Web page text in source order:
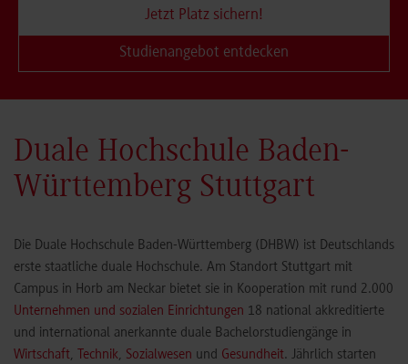
Jetzt Platz sichern!
Studienangebot entdecken
Duale Hochschule Baden-
Württemberg Stuttgart
Die Duale Hochschule Baden-Württemberg (DHBW) ist Deutschlands
erste staatliche duale Hochschule. Am Standort Stuttgart mit
Campus in Horb am Neckar bietet sie in Kooperation mit rund 2.000
Unternehmen und sozialen Einrichtungen 18 national akkreditierte
und international anerkannte duale Bachelorstudiengänge in
Wirtschaft, Technik, Sozialwesen und Gesundheit. Jährlich starten